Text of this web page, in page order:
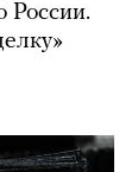
России.